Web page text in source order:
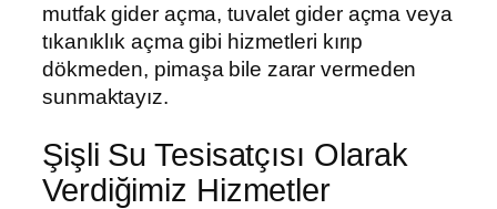
mutfak gider açma, tuvalet gider açma veya
tıkanıklık açma gibi hizmetleri kırıp
dökmeden, pimaşa bile zarar vermeden
sunmaktayız.
Şişli Su Tesisatçısı Olarak
Verdiğimiz Hizmetler